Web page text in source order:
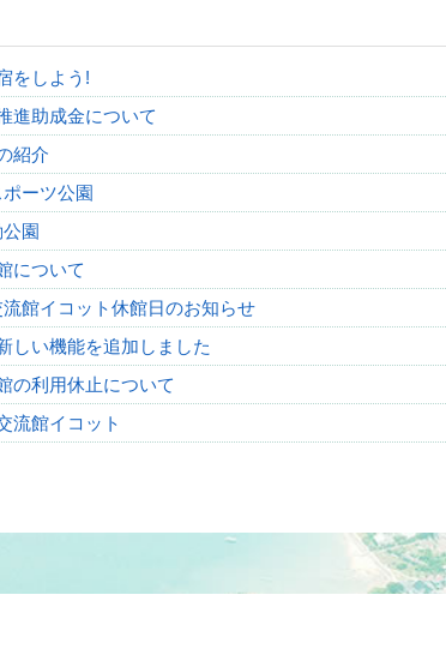
をしよう!
進助成金について
紹介
ポーツ公園
公園
について
流館イコット休館日のお知らせ
しい機能を追加しました
の利用休止について
流館イコット